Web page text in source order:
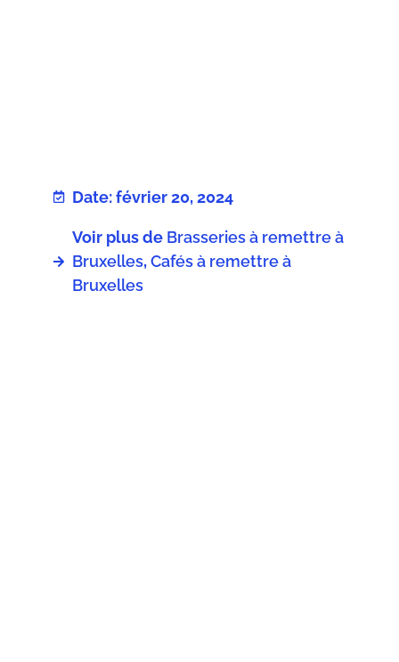
Date: février 20, 2024
Voir plus de Brasseries à remettre à
Bruxelles,Cafés à remettre à
Bruxelles